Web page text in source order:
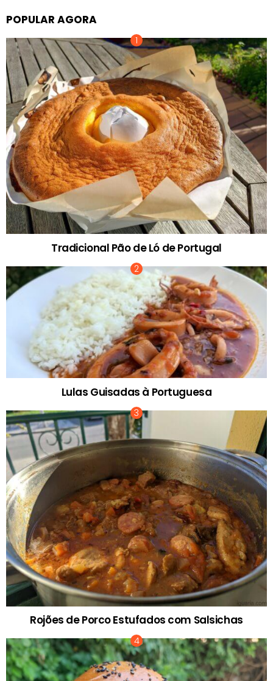
POPULAR AGORA
Tradicional Pão de Ló de Portugal
Lulas Guisadas à Portuguesa
Rojões de Porco Estufados com Salsichas